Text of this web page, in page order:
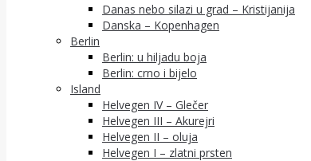
Danas nebo silazi u grad – Kristijanija
Danska – Kopenhagen
Berlin
Berlin: u hiljadu boja
Berlin: crno i bijelo
Island
Helvegen IV – Glečer
Helvegen III – Akurejri
Helvegen II – oluja
Helvegen I – zlatni prsten